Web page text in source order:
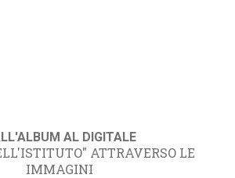
AL DIGITALE
ATTRAVERSO LE
IMMAGINI